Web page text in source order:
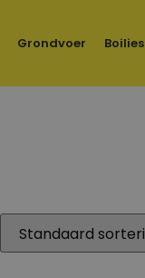
Grondvoer Boilies